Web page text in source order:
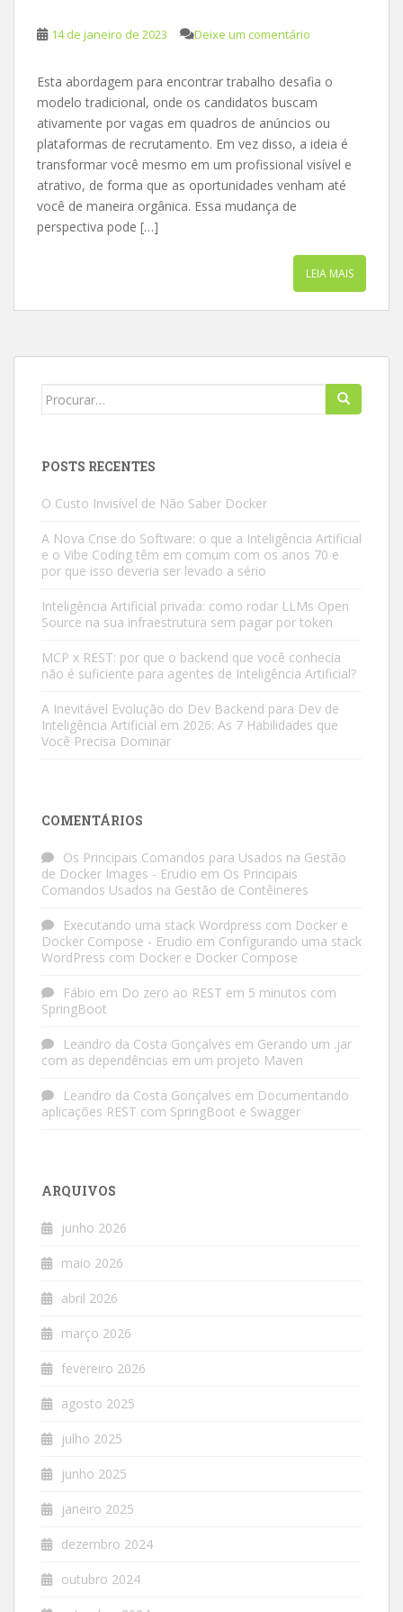
14 de janeiro de 2023 Deixe um comentário
Esta abordagem para encontrar trabalho desafia o
modelo tradicional, onde os candidatos buscam
ativamente por vagas em quadros de anúncios ou
plataformas de recrutamento. Em vez disso, a ideia é
transformar você mesmo em um profissional visível e
atrativo, de forma que as oportunidades venham até
você de maneira orgânica. Essa mudança de
perspectiva pode […]
LEIA MAIS
Search
POSTS RECENTES
O Custo Invisível de Não Saber Docker
A Nova Crise do Software: o que a Inteligência Artificial
e o Vibe Coding têm em comum com os anos 70 e
por que isso deveria ser levado a sério
Inteligência Artificial privada: como rodar LLMs Open
Source na sua infraestrutura sem pagar por token
MCP x REST: por que o backend que você conhecia
não é suficiente para agentes de Inteligência Artificial?
A Inevitável Evolução do Dev Backend para Dev de
Inteligência Artificial em 2026: As 7 Habilidades que
Você Precisa Dominar
COMENTÁRIOS
Os Principais Comandos para Usados na Gestão
de Docker Images - Erudio em Os Principais
Comandos Usados na Gestão de Contêineres
Executando uma stack Wordpress com Docker e
Docker Compose - Erudio em Configurando uma stack
WordPress com Docker e Docker Compose
Fábio em Do zero ao REST em 5 minutos com
SpringBoot
Leandro da Costa Gonçalves em Gerando um .jar
com as dependências em um projeto Maven
Leandro da Costa Gonçalves em Documentando
aplicações REST com SpringBoot e Swagger
ARQUIVOS
junho 2026
maio 2026
abril 2026
março 2026
fevereiro 2026
agosto 2025
julho 2025
junho 2025
janeiro 2025
dezembro 2024
outubro 2024